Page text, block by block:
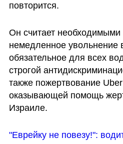
повторится.
Он считает необходимыми
немедленное увольнение
обязательное для всех
строгой
также пожертвование
оказывающей помощь
Израиле.
"Еврейку не повезу!":